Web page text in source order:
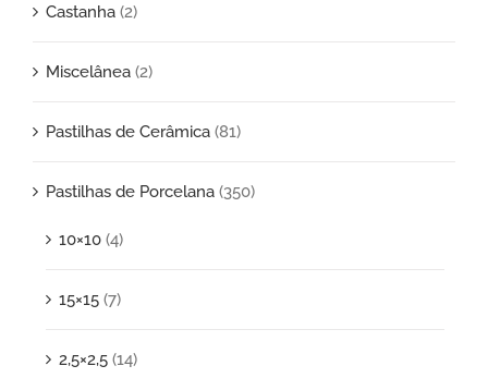
Castanha (2)
Miscelânea (2)
Pastilhas de Cerâmica (81)
Pastilhas de Porcelana (350)
10×10 (4)
15×15 (7)
2,5×2,5 (14)